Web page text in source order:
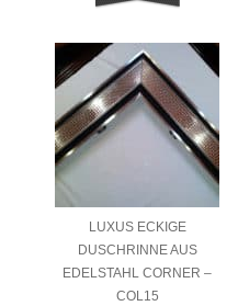
LUXUS ECKIGE
DUSCHRINNE AUS
EDELSTAHL CORNER –
COL15